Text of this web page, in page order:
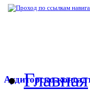
Аудиторско-
Главная